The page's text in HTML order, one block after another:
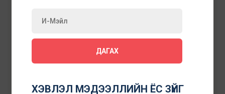
ДАГАХ
ХЭВЛЭЛ МЭДЭЭЛЛИЙН ЁС ЗҮЙГ